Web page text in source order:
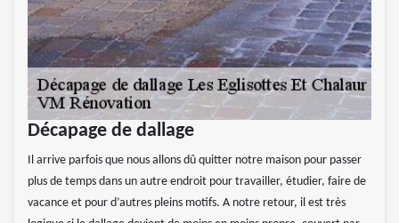
Décapage de dallage
Il arrive parfois que nous allons dû quitter notre maison pour passer
plus de temps dans un autre endroit pour travailler, étudier, faire de
vacance et pour d’autres pleins motifs. A notre retour, il est très